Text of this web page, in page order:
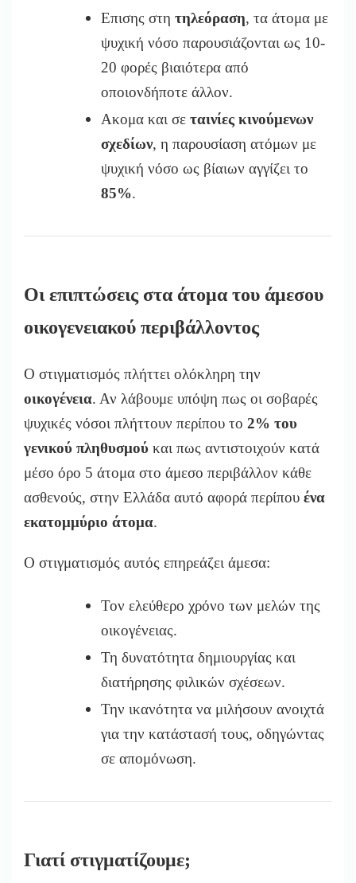
Επισης στη τηλεόραση, τα άτομα με
ψυχική νόσο παρουσιάζονται ως 10-
20 φορές βιαιότερα από
οποιονδήποτε άλλον.
Ακομα και σε ταινίες κινούμενων
σχεδίων, η παρουσίαση ατόμων με
ψυχική νόσο ως βίαιων αγγίζει το
85%.
Οι επιπτώσεις στα άτομα του άμεσου
οικογενειακού περιβάλλοντος
Ο στιγματισμός πλήττει ολόκληρη την
οικογένεια. Αν λάβουμε υπόψη πως οι σοβαρές
ψυχικές νόσοι πλήττουν περίπου το 2% του
γενικού πληθυσμού και πως αντιστοιχούν κατά
μέσο όρο 5 άτομα στο άμεσο περιβάλλον κάθε
ασθενούς, στην Ελλάδα αυτό αφορά περίπου ένα
εκατομμύριο άτομα.
Ο στιγματισμός αυτός επηρεάζει άμεσα:
Τον ελεύθερο χρόνο των μελών της
οικογένειας.
Τη δυνατότητα δημιουργίας και
διατήρησης φιλικών σχέσεων.
Την ικανότητα να μιλήσουν ανοιχτά
για την κατάστασή τους, οδηγώντας
σε απομόνωση.
Γιατί στιγματίζουμε;